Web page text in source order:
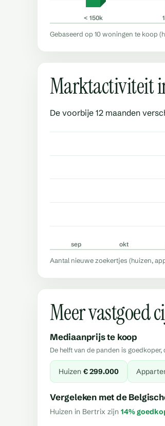
< 150k
Gebaseerd op 10 woningen te koop
Marktactiviteit
De voorbije 12 maanden
sep okt
Aantal nieuwe zoekertjes (huizen,
Meer vastgoed
Mediaanprijs te koop
De helft van de panden is
Huizen € 299.000
Vergeleken met de
Huizen in Bertrix zijn 14%